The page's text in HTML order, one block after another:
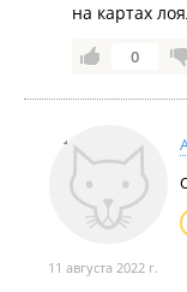
на картах
0
11 августа 2022 г.